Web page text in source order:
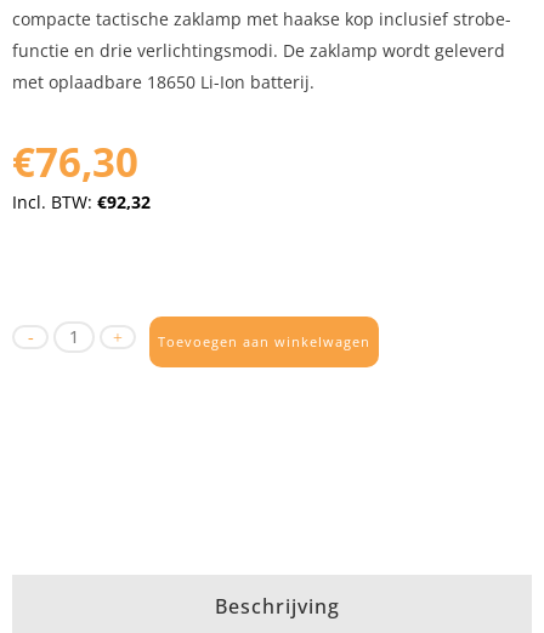
compacte tactische zaklamp met haakse kop inclusief strobe-
functie en drie verlichtingsmodi. De zaklamp wordt geleverd
met oplaadbare 18650 Li-Ion batterij.
€76,30
Incl. BTW: €92,32
Toevoegen aan winkelwagen
Beschrijving